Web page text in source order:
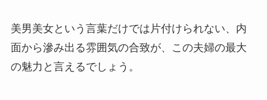
美男美女という言葉だけでは片付けられない、内
面から滲み出る雰囲気の合致が、この夫婦の最大
の魅力と言えるでしょう。